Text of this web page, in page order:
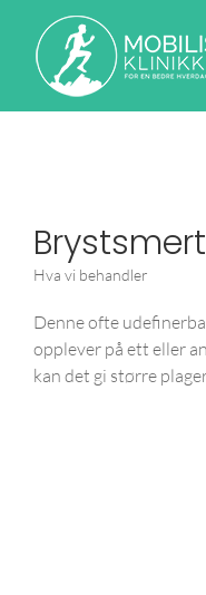
Hva vi behandler
Denne ofte
opplever på ett eller
kan det gi større